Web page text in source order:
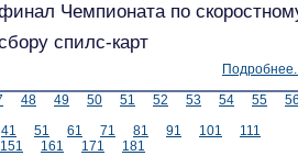
Чемпионата по
спилс-карт
48 49 50 51 52 53 54 55
41 51 61 71 81 91 101
111
151 161 171
181